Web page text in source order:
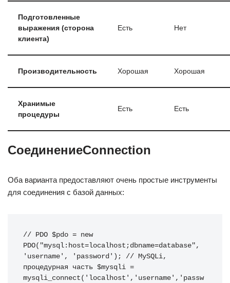
Подготовленные
выражения (сторона
клиента)
Есть Нет
Производительность Хорошая Хорошая
Хранимые
процедуры
Есть Есть
СоединениеConnection
Оба варианта предоставляют очень простые инструменты
для соединения с базой данных:
// PDO $pdo = new
PDO("mysql:host=localhost;dbname=database",
'username', 'password'); // MySQLi,
процедурная часть $mysqli =
mysqli_connect('localhost','username','passw